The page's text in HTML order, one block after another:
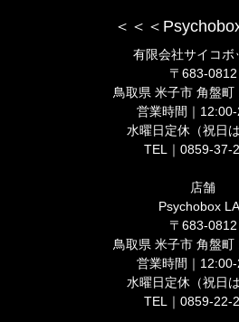
＜＜＜
有限会社サイコボ
〒683-0812
鳥取県 米子市 角盤町
営業時間｜
水曜日定休（祝日は
TEL｜0859-37-
店舗
Psychobox
〒683-0812
鳥取県 米子市 角盤町
営業時間｜
水曜日定休（祝日は
TEL｜0859-22-